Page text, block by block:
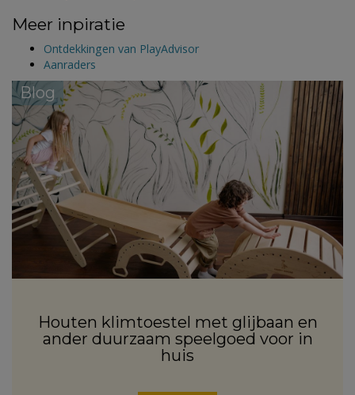
Meer inpiratie
Ontdekkingen van PlayAdvisor
Aanraders
Blog
Houten klimtoestel met glijbaan en
ander duurzaam speelgoed voor in
huis